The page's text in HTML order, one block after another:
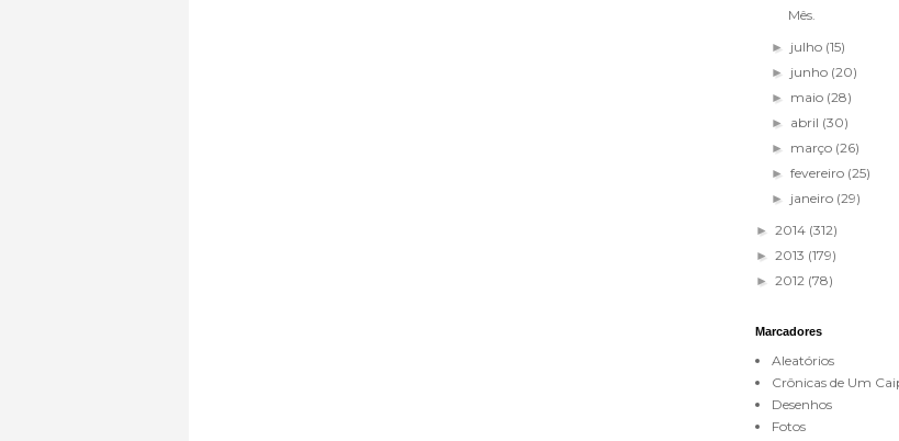
Mês.
► julho (15)
► junho (20)
► maio (28)
► abril (30)
► março (26)
►fevereiro (25)
► janeiro (29)
► 2014 (312)
► 2013 (179)
► 2012 (78)
Marcadores
Aleatórios
Crônicas de Um
Desenhos
Fotos